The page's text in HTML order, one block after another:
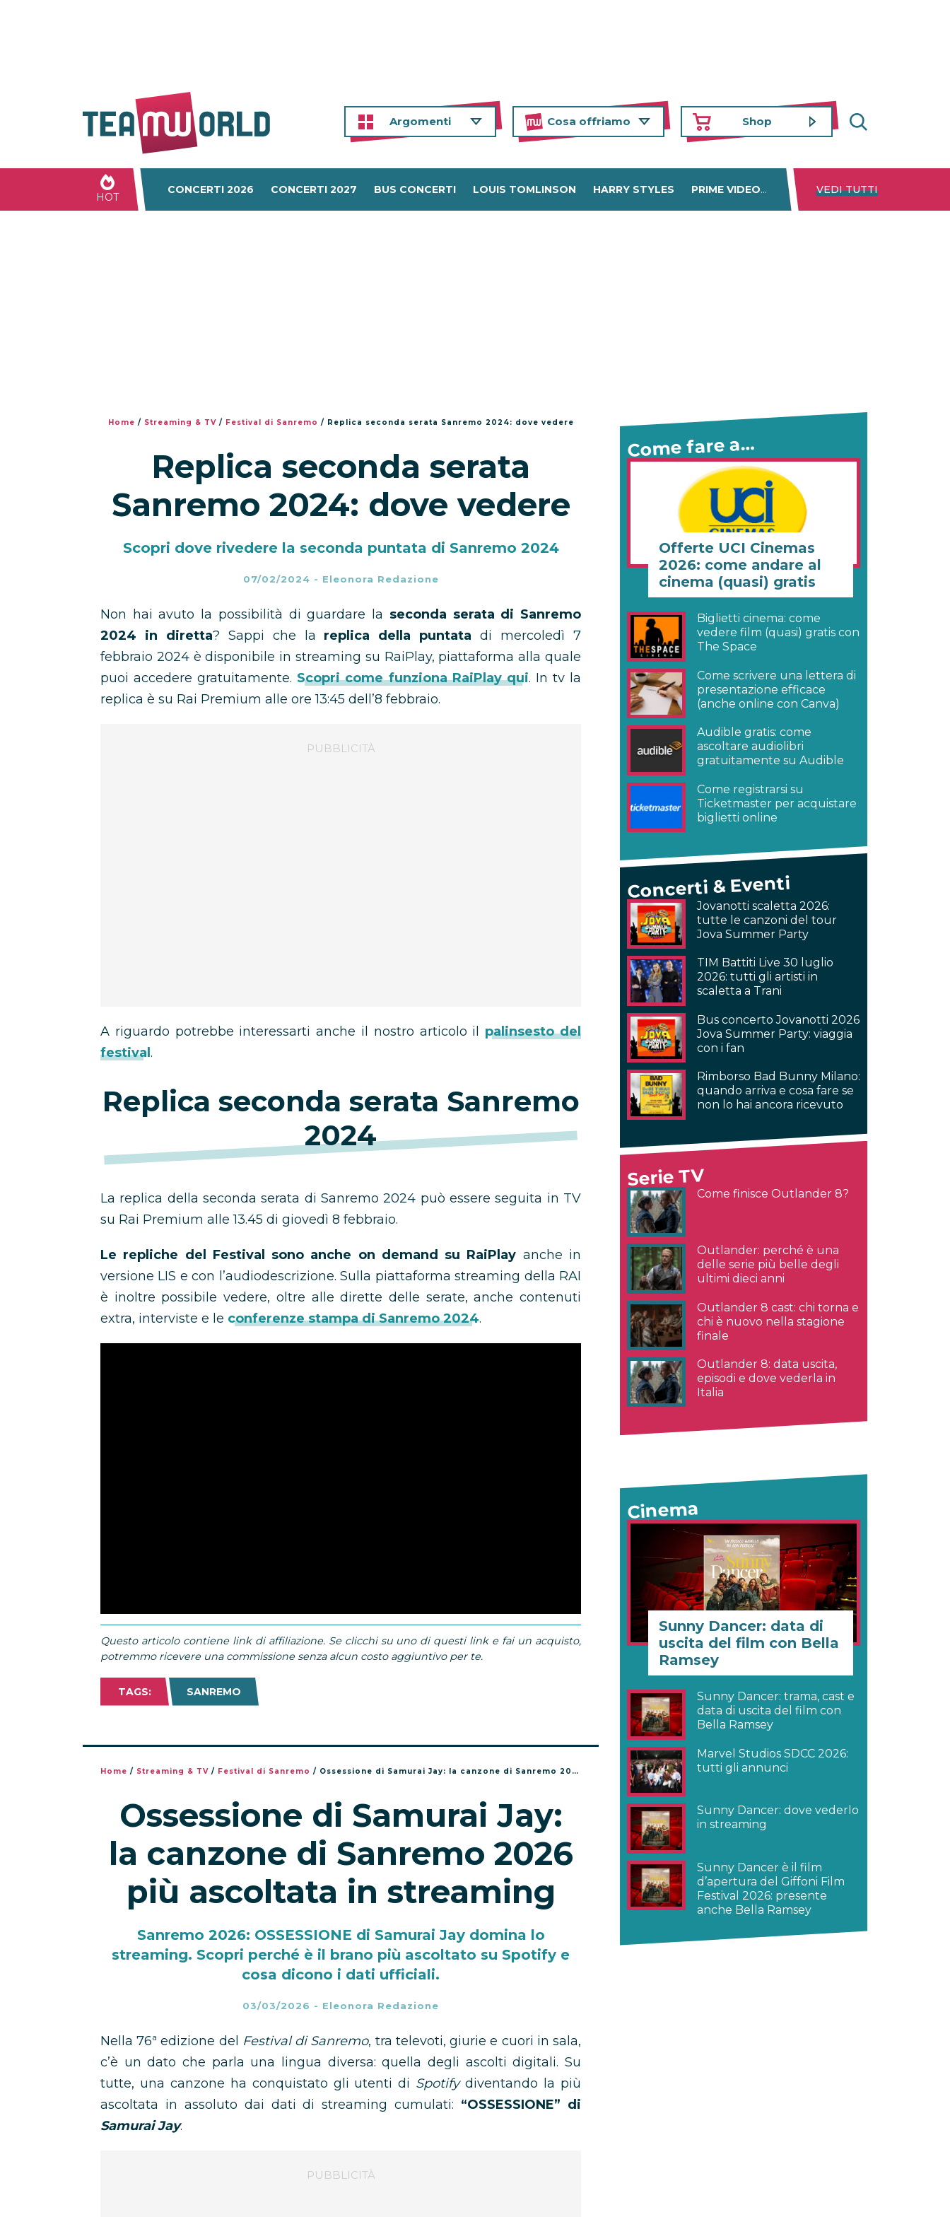
Argomenti Cosa offriamo Shop
HOT
CONCERTI 2026 CONCERTI 2027 BUS CONCERTI LOUIS TOMLINSON HARRY STYLES PRIME VIDEO DISNEY+ NETFLIX
VEDI TUTTI
Home / Streaming & TV/ Festival di Sanremo / Replica seconda serata Sanremo 2024: dove vedere
Replica seconda serata
Sanremo 2024: dove vedere
Scopri dove rivedere la seconda puntata di Sanremo 2024
07/02/2024 - Eleonora Redazione
Non hai avuto la possibilità di guardare la seconda serata di Sanremo
2024 in diretta? Sappi che la replica della puntata di mercoledì 7
febbraio 2024 è disponibile in streaming su RaiPlay, piattaforma alla quale
puoi accedere gratuitamente. Scopri come funziona RaiPlay qui. In tv la
replica è su Rai Premium alle ore 13:45 dell’8 febbraio.
A riguardo potrebbe interessarti anche il nostro articolo il palinsesto del
festival .
Replica seconda serata Sanremo
2024
La replica della seconda serata di Sanremo 2024 può essere seguita in TV
su Rai Premium alle 13.45 di giovedì 8 febbraio.
Le repliche del Festival sono anche on demand su RaiPlay anche in
versione LIS e con l’audiodescrizione. Sulla piattaforma streaming della RAI
è inoltre possibile vedere, oltre alle dirette delle serate, anche contenuti
extra, interviste e le conferenze stampa di Sanremo 2024.
Questo articolo contiene link di affiliazione. Se clicchi su uno di questi link e fai un acquisto,
potremmo ricevere una commissione senza alcun costo aggiuntivo per te.
TAGS: SANREMO
Home / Streaming & TV / Festival di Sanremo / Ossessione di Samurai Jay: la canzone di Sanremo 2026 più ascoltata in streaming
Ossessione di Samurai Jay:
la canzone di Sanremo 2026
più ascoltata in streaming
Sanremo 2026: OSSESSIONE di Samurai Jay domina lo
streaming. Scopri perché è il brano più ascoltato su Spotify e
cosa dicono i dati ufficiali.
03/03/2026 - Eleonora Redazione
Nella 76ª edizione del Festival di Sanremo, tra televoti, giurie e cuori in sala,
c’è un dato che parla una lingua diversa: quella degli ascolti digitali. Su
tutte, una canzone ha conquistato gli utenti di Spotifydiventando la più
ascoltata in assoluto dai dati di streaming cumulati: “OSSESSIONE” di
Samurai Jay.
Come fare a…
Offerte UCI Cinemas
2026: come andare al
cinema (quasi) gratis
Biglietti cinema: come
vedere film (quasi) gratis con
The Space
Come scrivere una lettera di
presentazione efficace
(anche online con Canva)
Audible gratis: come
ascoltare audiolibri
gratuitamente su Audible
Come registrarsi su
Ticketmaster per acquistare
biglietti online
Concerti & Eventi
Jovanotti scaletta 2026:
tutte le canzoni del tour
Jova Summer Party
TIM Battiti Live 30 luglio
2026: tutti gli artisti in
scaletta a Trani
Bus concerto Jovanotti 2026
Jova Summer Party: viaggia
con i fan
Rimborso Bad Bunny Milano:
quando arriva e cosa fare se
non lo hai ancora ricevuto
Serie TV
Come finisce Outlander 8?
Outlander: perché è una
delle serie più belle degli
ultimi dieci anni
Outlander 8 cast: chi torna e
chi è nuovo nella stagione
finale
Outlander 8: data uscita,
episodi e dove vederla in
Italia
Cinema
Sunny Dancer: data di
uscita del film con Bella
Ramsey
Sunny Dancer: trama, cast e
data di uscita del film con
Bella Ramsey
Marvel Studios SDCC 2026:
tutti gli annunci
Sunny Dancer: dove vederlo
in streaming
Sunny Dancer è il film
d’apertura del Giffoni Film
Festival 2026: presente
anche Bella Ramsey